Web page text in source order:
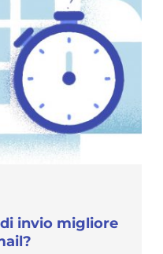
invio migliore